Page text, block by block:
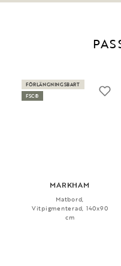
MARKHAM
Matbord,
Vitpigmenterad, 140x90
cm
FÖRLÄNGNINGSBART
FSC®